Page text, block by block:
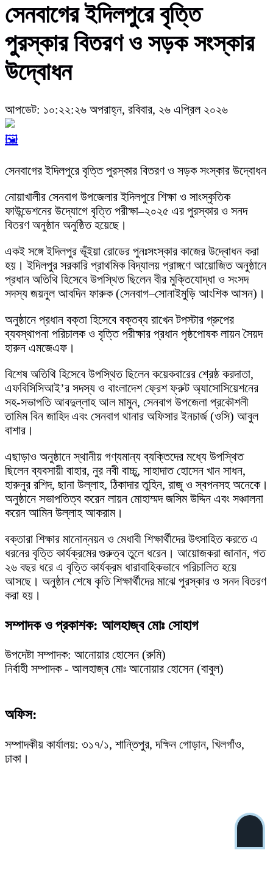
সেনবাগের ইদিলপুরে বৃত্তি
পুরস্কার বিতরণ ও সড়ক সংস্কার
উদ্বোধন
আপডেট: ১০:২২:২৬ অপরাহ্ন, রবিবার, ২৬ এপ্রিল ২০২৬
🖼️
সেনবাগের ইদিলপুরে বৃত্তি পুরস্কার বিতরণ ও সড়ক সংস্কার উদ্বোধন
নোয়াখালীর সেনবাগ উপজেলার ইদিলপুরে শিক্ষা ও সাংস্কৃতিক
ফাউন্ডেশনের উদ্যোগে বৃত্তি পরীক্ষা–২০২৫ এর পুরস্কার ও সনদ
বিতরণ অনুষ্ঠান অনুষ্ঠিত হয়েছে।
একই সঙ্গে ইদিলপুর ভূঁইয়া রোডের পুনঃসংস্কার কাজের উদ্বোধন করা
হয়। ইদিলপুর সরকারি প্রাথমিক বিদ্যালয় প্রাঙ্গণে আয়োজিত অনুষ্ঠানে
প্রধান অতিথি হিসেবে উপস্থিত ছিলেন বীর মুক্তিযোদ্ধা ও সংসদ
সদস্য জয়নুল আবদিন ফারুক (সেনবাগ–সোনাইমুড়ি আংশিক আসন)।
অনুষ্ঠানে প্রধান বক্তা হিসেবে বক্তব্য রাখেন টপস্টার গ্রুপের
ব্যবস্থাপনা পরিচালক ও বৃত্তি পরীক্ষার প্রধান পৃষ্ঠপোষক লায়ন সৈয়দ
হারুন এমজেএফ।
বিশেষ অতিথি হিসেবে উপস্থিত ছিলেন কয়েকবারের শ্রেষ্ঠ করদাতা,
এফবিসিসিআই’র সদস্য ও বাংলাদেশ ফ্রেশ ফ্রুট অ্যাসোসিয়েশনের
সহ-সভাপতি আবদুল্লাহ আল মামুন, সেনবাগ উপজেলা প্রকৌশলী
তামিম বিন জাহিদ এবং সেনবাগ থানার অফিসার ইনচার্জ (ওসি) আবুল
বাশার।
এছাড়াও অনুষ্ঠানে স্থানীয় গণ্যমান্য ব্যক্তিদের মধ্যে উপস্থিত
ছিলেন ব্যবসায়ী বাহার, নুর নবী বাচ্চু, সাহাদাত হোসেন খান সাধন,
হারুনুর রশিদ, ছানা উল্লাহ, ঠিকাদার তুহিন, রাজু ও স্বপনসহ অনেকে।
অনুষ্ঠানে সভাপতিত্ব করেন লায়ন মোহাম্মদ জসিম উদ্দিন এবং সঞ্চালনা
করেন আমিন উল্লাহ আকরাম।
বক্তারা শিক্ষার মানোন্নয়ন ও মেধাবী শিক্ষার্থীদের উৎসাহিত করতে এ
ধরনের বৃত্তি কার্যক্রমের গুরুত্ব তুলে ধরেন। আয়োজকরা জানান, গত
২৬ বছর ধরে এ বৃত্তি কার্যক্রম ধারাবাহিকভাবে পরিচালিত হয়ে
আসছে। অনুষ্ঠান শেষে কৃতি শিক্ষার্থীদের মাঝে পুরস্কার ও সনদ বিতরণ
করা হয়।
সম্পাদক ও প্রকাশক: আলহাজ্ব মোঃ সোহাগ
উপদেষ্টা সম্পাদক: আনোয়ার হোসেন (রুমি)
নির্বাহী সম্পাদক - আলহাজ্ব মোঃ আনোয়ার হোসেন (বাবুল)
অফিস:
সম্পাদকীয় কার্যালয়: ৩১৭/১, শান্তিপুর, দক্ষিন গোড়ান, খিলগাঁও,
ঢাকা।